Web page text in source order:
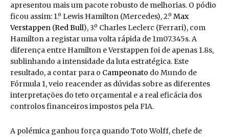
apresentou mais um pacote robusto de melhorias. O pódio
ficou assim: 1.º Lewis Hamilton (Mercedes), 2.º Max
Verstappen (Red Bull), 3.º Charles Leclerc (Ferrari), com
Hamilton a registar uma volta rápida de 1m07.345s. A
diferença entre Hamilton e Verstappen foi de apenas 1.8s,
sublinhando a intensidade da luta estratégica. Este
resultado, a contar para o Campeonato do Mundo de
Fórmula 1, veio reacender as dúvidas sobre as diferentes
interpretações do teto orçamental e a real eficácia dos
controlos financeiros impostos pela FIA.
A polémica ganhou força quando Toto Wolff, chefe de